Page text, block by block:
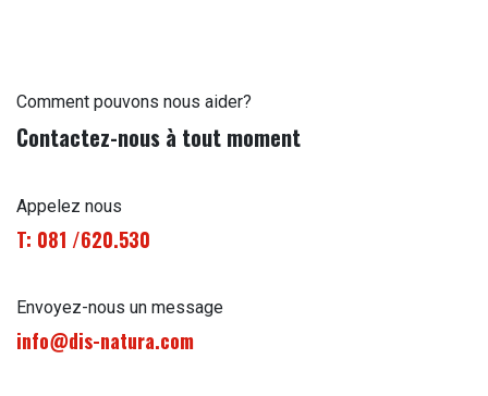
Comment pouvons nous aider?
Contactez-nous à tout moment
Appelez nous
T: 081 /620.530
Envoyez-nous un message
info@dis-natura.com